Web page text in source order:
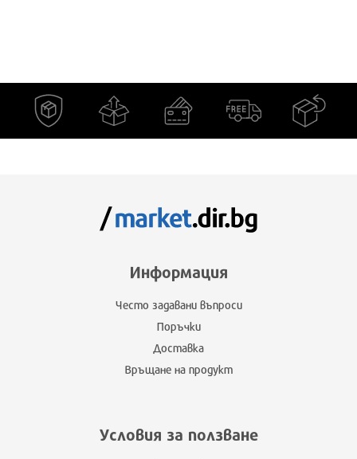
Информация
Често задавани въпроси
Поръчки
Доставка
Връщане на продукт
Условия за ползване